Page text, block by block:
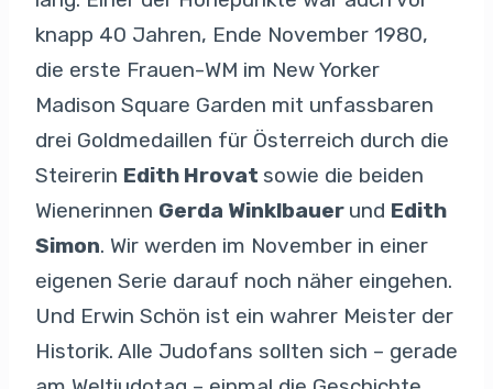
knapp 40 Jahren, Ende November 1980,
die erste Frauen-WM im New Yorker
Madison Square Garden mit unfassbaren
drei Goldmedaillen für Österreich durch die
Steirerin Edith Hrovat sowie die beiden
Wienerinnen Gerda Winklbauer und Edith
Simon. Wir werden im November in einer
eigenen Serie darauf noch näher eingehen.
Und Erwin Schön ist ein wahrer Meister der
Historik. Alle Judofans sollten sich – gerade